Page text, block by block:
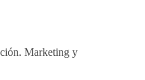
Marketing y